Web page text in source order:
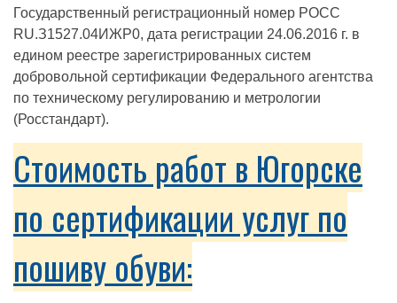
Государственный регистрационный номер РОСС
RU.З1527.04ИЖР0, дата регистрации 24.06.2016 г. в
едином реестре зарегистрированных систем
добровольной сертификации Федерального агентства
по техническому регулированию и метрологии
(Росстандарт).
Стоимость работ в Югорске
по сертификации услуг по
пошиву обуви: